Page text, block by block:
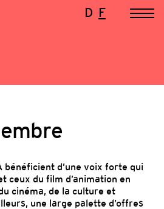
D F
bénéficient d’une voix forte qui
ceux du film d’animation en
cinéma, de la culture et
une large palette d’offres